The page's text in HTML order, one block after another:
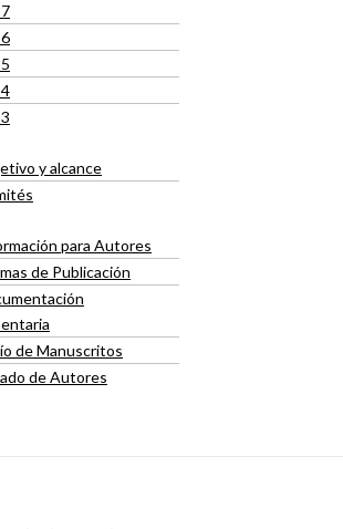
y alcance
para Autores
de Publicación
de Manuscritos
de Autores